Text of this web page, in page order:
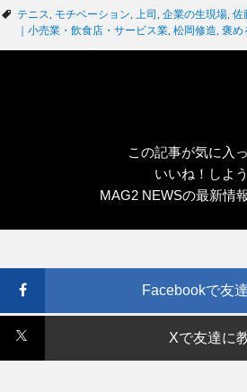
テ
ゴ
タ
テニス モチベーション 上司 企業の生現場 佐
｜小売業・飲食店・サービス業 松岡修造 褒め
この記事が気に入
いいね！しよう
MAG2 NEWSの最新情
Facebookで友
Xで友達に